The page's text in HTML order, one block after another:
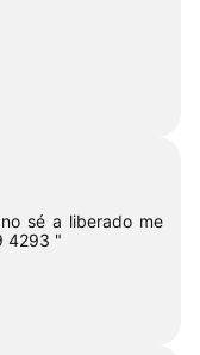
sé a liberado me
4293 "